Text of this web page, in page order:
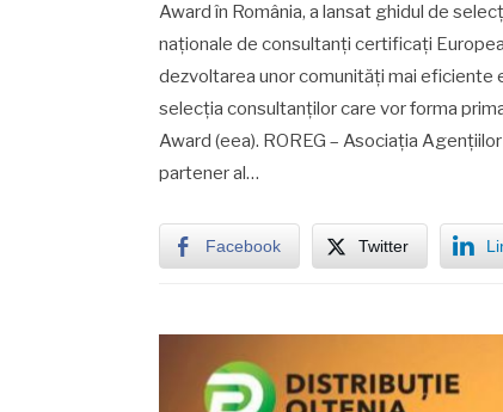
Award în România, a lansat ghidul de
naționale de consultanți certificați
dezvoltarea unor comunități mai eficiente
selecția consultanților care vor forma
Award (eea). ROREG – Asociația
partener al…
Facebook Twitter